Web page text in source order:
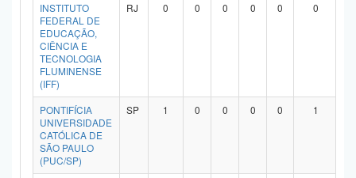
INSTITUTO
FEDERAL DE
EDUCAÇÃO,
CIÊNCIA E
TECNOLOGIA
FLUMINENSE
(IFF)
RJ 0 0 0 0 0 0
PONTIFÍCIA
UNIVERSIDADE
CATÓLICA DE
SÃO PAULO
(PUC/SP)
SP 1 0 0 0 0 1